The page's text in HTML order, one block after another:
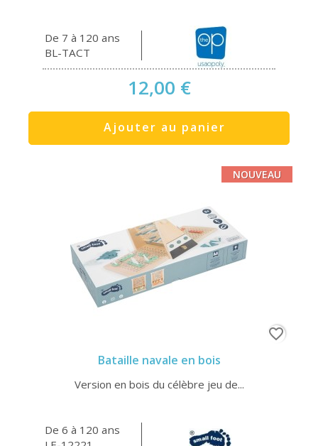
De 7 à 120 ans
BL-TACT
12,00 €
Ajouter au panier
Bataille navale en bois
Version en bois du célèbre jeu de...
De 6 à 120 ans
NOUVEAU
favorite_border